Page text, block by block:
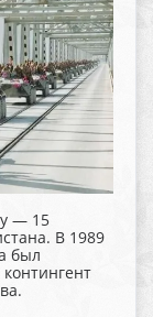
— 15
В 1989
был